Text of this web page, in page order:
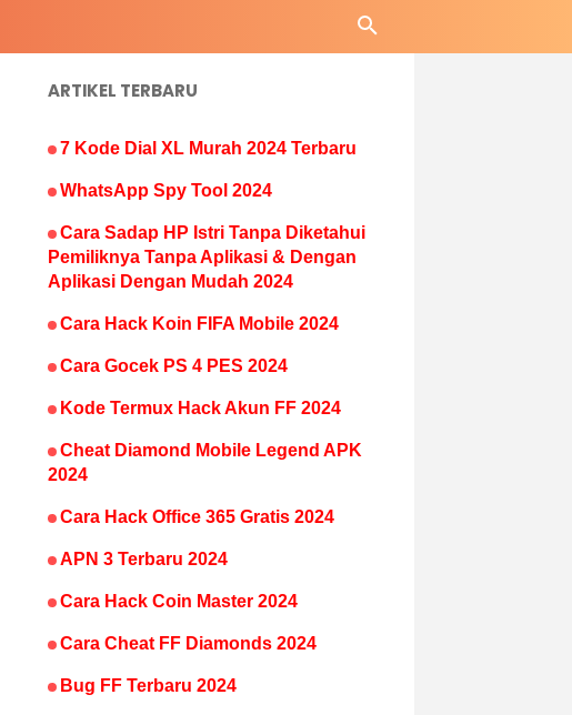
ARTIKEL TERBARU
7 Kode Dial XL Murah 2024 Terbaru
WhatsApp Spy Tool 2024
Cara Sadap HP Istri Tanpa Diketahui
Pemiliknya Tanpa Aplikasi & Dengan
Aplikasi Dengan Mudah 2024
Cara Hack Koin FIFA Mobile 2024
Cara Gocek PS 4 PES 2024
Kode Termux Hack Akun FF 2024
Cheat Diamond Mobile Legend APK
2024
Cara Hack Office 365 Gratis 2024
APN 3 Terbaru 2024
Cara Hack Coin Master 2024
Cara Cheat FF Diamonds 2024
Bug FF Terbaru 2024